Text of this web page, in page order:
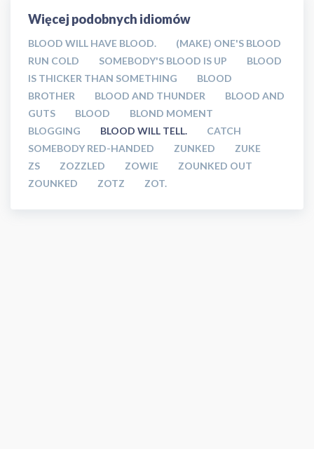
Więcej podobnych idiomów
BLOOD WILL HAVE BLOOD.
(MAKE) ONE'S BLOOD
RUN COLD
SOMEBODY'S BLOOD IS UP
BLOOD
IS THICKER THAN SOMETHING
BLOOD
BROTHER
BLOOD AND THUNDER
BLOOD AND
GUTS
BLOOD
BLOND MOMENT
BLOGGING
BLOOD WILL TELL.
CATCH
SOMEBODY RED-HANDED
ZUNKED
ZUKE
ZS
ZOZZLED ZOWIE
ZOUNKED OUT
ZOUNKED
ZOTZ ZOT.